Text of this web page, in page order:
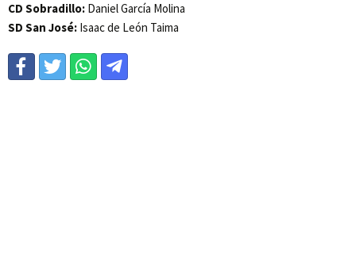
CD Sobradillo: Daniel García Molina
SD San José: Isaac de León Taima